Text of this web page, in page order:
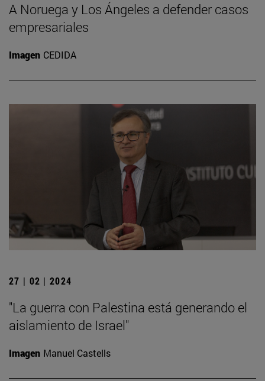
A Noruega y Los Ángeles a defender casos
empresariales
Imagen CEDIDA
27 | 02 | 2024
"La guerra con Palestina está generando el
aislamiento de Israel"
Imagen Manuel Castells